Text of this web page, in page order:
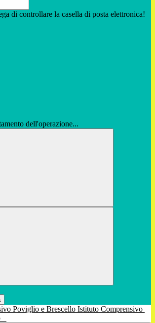
di controllare la casella di posta elettronica!
dell'operazione...
Istituto Comprensivo